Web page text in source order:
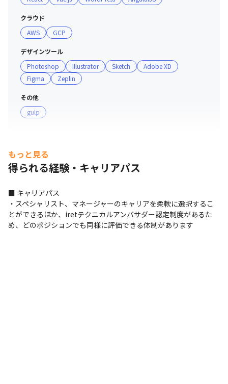
ートナー」認定
■ チーム詳細※2023年4月時点
・最新技術を自ら学ぶ意欲のある、面倒見の良いエンジニ
アが多く在籍しています
・気さくに話せる上長が多く、希望や意見を挙げやすい雰
囲気です
フェッショナルが集まっています
・全社員の69%がエンジニアのため、開発組織の育成や
■ 現場・社員の雰囲気
・企業のホワイト化を総合的に評価する国内唯一の認定制
度「ホワイト企業認定」のGOLDランクを取得しています
・在宅勤務とオフィス出社を組み合わせたハイブリットワ
ークを採用しています
・業務効率が向上する働き方を各組織、各自が選択できる
環境を用意しています
クラウド
AWS
GCP
デザインツール
Photoshop
Illustrator Sketch
Adobe XD
Figma
Zeplin
その他
gulp
もっと見る
得られる経験・キャリアパス
■ キャリアパス
・スペシャリスト、マネージャーのキャリアを柔軟に選択するこ
とができるほか、iretテクニカルアンバサダー認定制度があるた
め、どのポジションでも同様に評価できる体制があります